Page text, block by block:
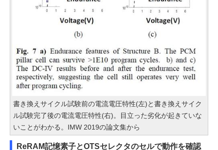
書き換えサイクル試験前の電流電圧特性(左)と書き換えサイク
ル試験完了後の電流電圧特性(右)。目立った劣化が起きていな
いことがわかる。IMW 2019の論文集から
ReRAM記憶素子とOTSセレクタのセルで動作を確認